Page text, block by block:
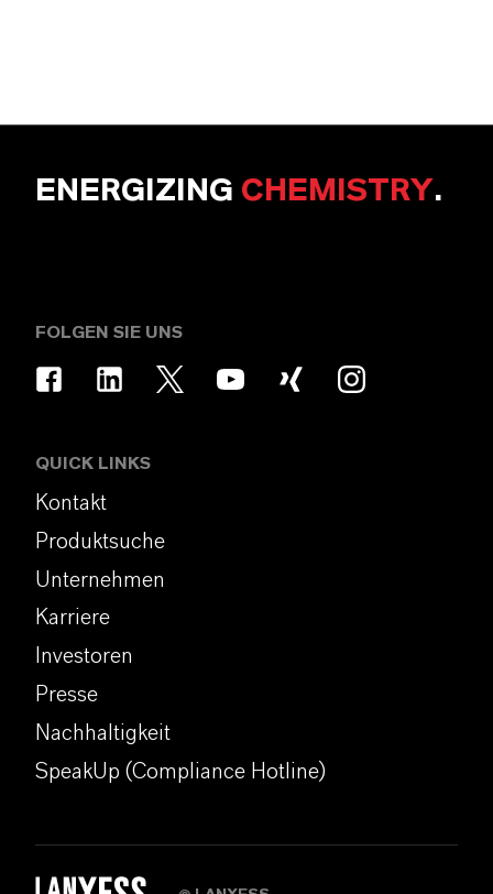
ENERGIZING CHEMISTRY.
FOLGEN SIE UNS
QUICK LINKS
Kontakt
Produktsuche
Unternehmen
Karriere
Investoren
Presse
Nachhaltigkeit
SpeakUp (Compliance Hotline)